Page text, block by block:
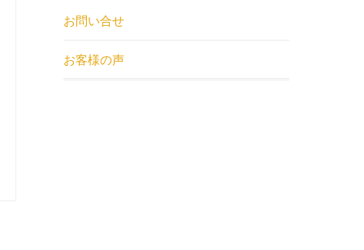
お問い合せ
お客様の声